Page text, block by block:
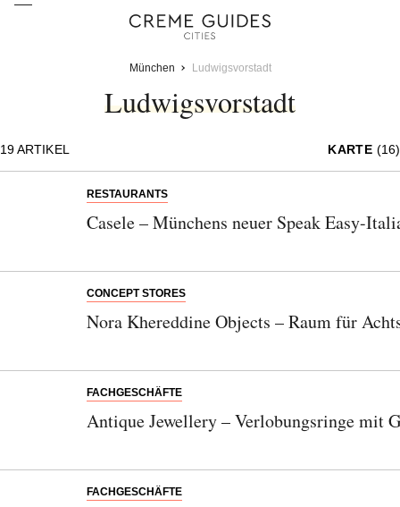
München Ludwigsvorstadt
Ludwigsvorstadt
19ARTIKEL KARTE (16)
RESTAURANTS
Casele – Münchens neuer Speak Easy-
CONCEPT STORES
Nora Khereddine Objects – Raum für
FACHGESCHÄFTE
Antique Jewellery – Verlobungsringe mit
FACHGESCHÄFTE